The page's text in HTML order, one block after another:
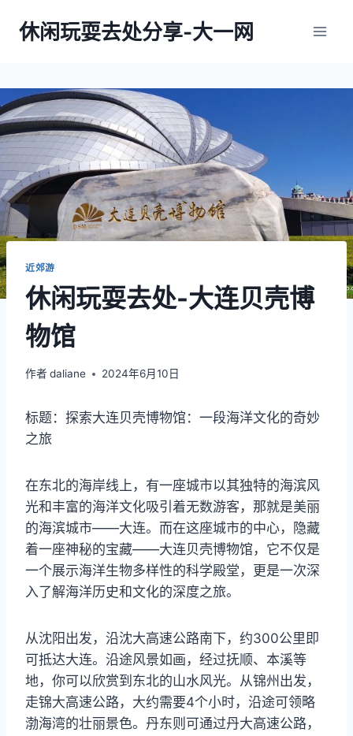
休闲玩耍去处分享-大一网
近郊游
休闲玩耍去处-大连贝壳博
物馆
作者 daliane 2024年6月10日
标题：探索大连贝壳博物馆：一段海洋文化的奇妙
之旅
在东北的海岸线上，有一座城市以其独特的海滨风
光和丰富的海洋文化吸引着无数游客，那就是美丽
的海滨城市——大连。而在这座城市的中心，隐藏
着一座神秘的宝藏——大连贝壳博物馆，它不仅是
一个展示海洋生物多样性的科学殿堂，更是一次深
入了解海洋历史和文化的深度之旅。
从沈阳出发，沿沈大高速公路南下，约300公里即
可抵达大连。沿途风景如画，经过抚顺、本溪等
地，你可以欣赏到东北的山水风光。从锦州出发，
走锦大高速公路，大约需要4个小时，沿途可领略
渤海湾的壮丽景色。丹东则可通过丹大高速公路，